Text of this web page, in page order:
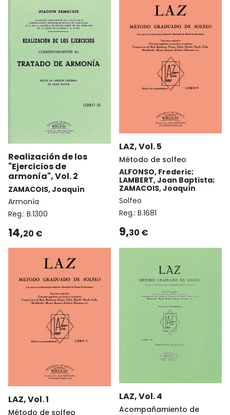
Realización de los
"Ejercicios de
armonía", Vol. 2
ZAMACOIS, Joaquín
Armonía
Reg.: B.1300
14,20 €
LAZ, Vol. 5
Método de solfeo
ALFONSO, Frederic;
LAMBERT, Joan Baptista;
ZAMACOIS, Joaquín
Solfeo
Reg.: B.1681
9,30 €
LAZ, Vol. 1
Método de solfeo
LAZ, Vol. 4
Acompañamiento de